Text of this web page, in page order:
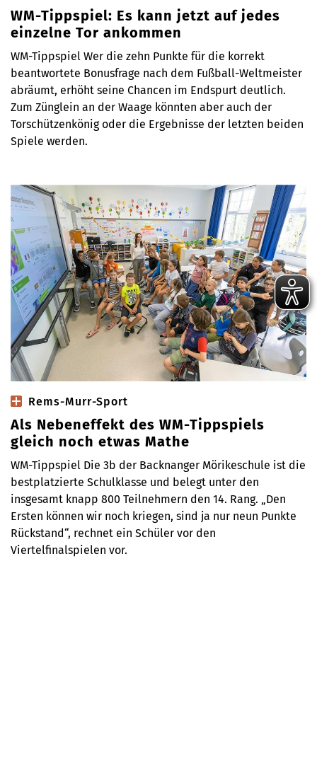
WM-Tippspiel: Es kann jetzt auf jedes
einzelne Tor ankommen
WM-Tippspiel Wer die zehn Punkte für die korrekt
beantwortete Bonusfrage nach dem Fußball-Weltmeister
abräumt, erhöht seine Chancen im Endspurt deutlich.
Zum Zünglein an der Waage könnten aber auch der
Torschützenkönig oder die Ergebnisse der letzten beiden
Spiele werden.
Rems-Murr-Sport
Als Nebeneffekt des WM-Tippspiels
gleich noch etwas Mathe
WM-Tippspiel Die 3b der Backnanger Mörikeschule ist die
bestplatzierte Schulklasse und belegt unter den
insgesamt knapp 800 Teilnehmern den 14. Rang. „Den
Ersten können wir noch kriegen, sind ja nur neun Punkte
Rückstand“, rechnet ein Schüler vor den
Viertelfinalspielen vor.